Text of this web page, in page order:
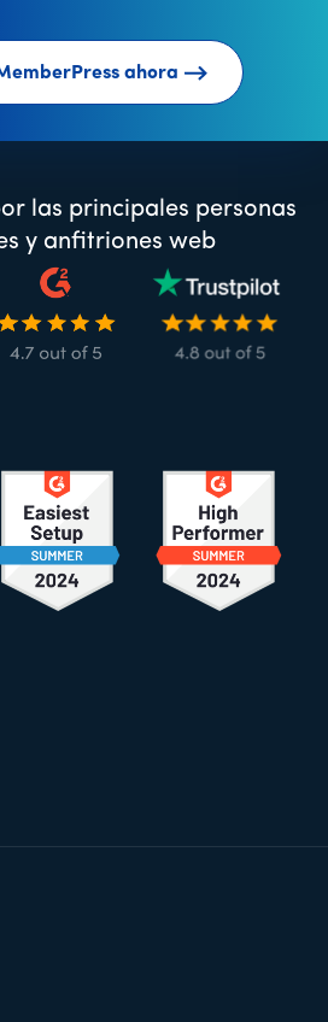
ahora
las principales personas
y anfitriones web